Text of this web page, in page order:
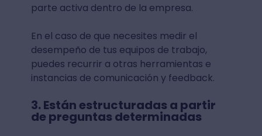
parte activa dentro de la empresa.
En el caso de que necesites medir el
desempeño de tus equipos de trabajo,
puedes recurrir a otras herramientas e
instancias de comunicación y feedback.
3. Están estructuradas a partir
de preguntas determinadas